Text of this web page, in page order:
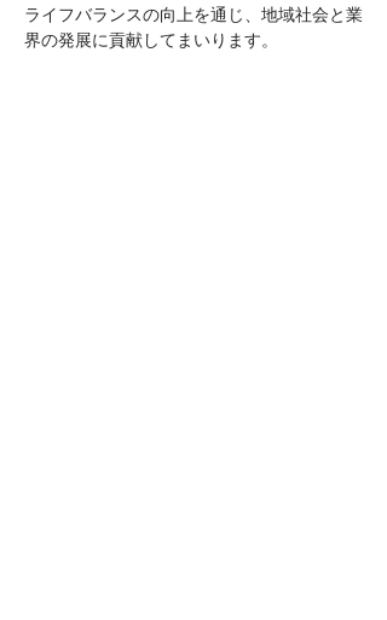
ライフバランスの向上を通じ、地域社会と業
界の発展に貢献してまいります。